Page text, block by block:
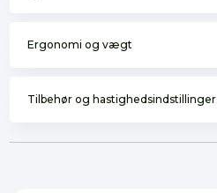
Ergonomi og vægt
Tilbehør og hastighedsindstillinger